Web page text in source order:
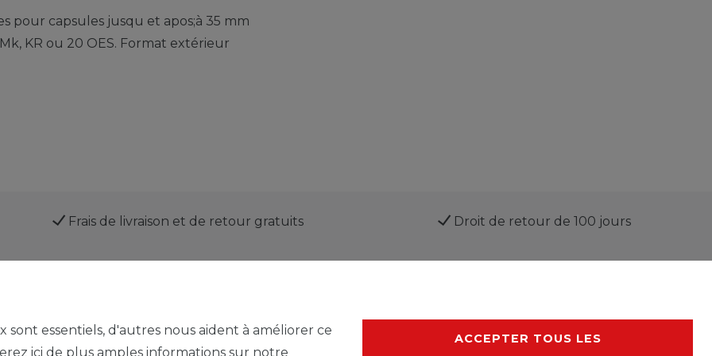
pour capsules jusqu et apos;à 35 mm
KR ou 20 OES. Format extérieur
Frais de livraison et de retour gratuits Droit de retour de 100 jours
essentiels, d'autres nous aident à améliorer ce
ici de plus amples informations sur notre
ACCEPTER TOUS LES